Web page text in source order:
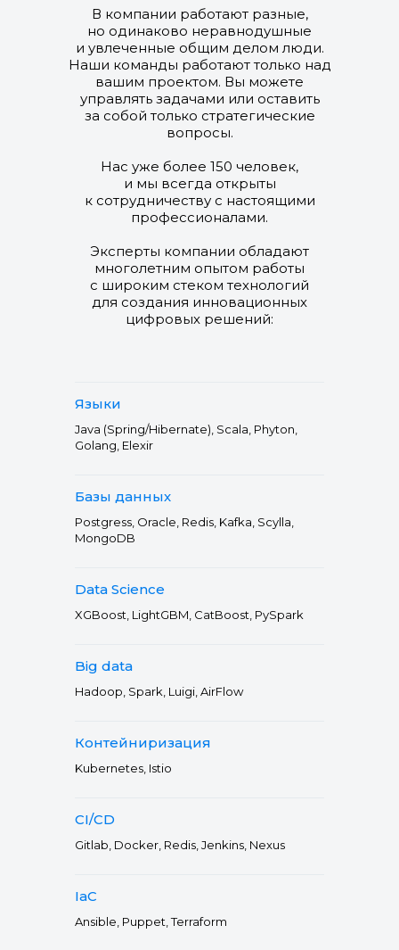
В компании работают разные,
но одинаково неравнодушные
и увлеченные общим делом люди.
Наши команды работают только над
вашим проектом. Вы можете
управлять задачами или оставить
за собой только стратегические
вопросы.
Нас уже более 150 человек,
и мы всегда открыты
к сотрудничеству с настоящими
профессионалами.
Эксперты компании обладают
многолетним опытом работы
с широким стеком технологий
для создания инновационных
цифровых решений:
Языки
Big data
Базы данных
Контейниризация
Java (Spring/Hibernate), Scala, Phyton,
Golang, Elexir
Hadoop, Spark, Luigi, AirFlow
Postgress, Oracle, Redis, Kafka, Scylla,
MongoDB
Kubernetes, Istio
Data Science
CI/CD
XGBoost, LightGBM, CatBoost, PySpark
Gitlab, Docker, Redis, Jenkins, Nexus
IaC
Ansible, Puppet, Terraform